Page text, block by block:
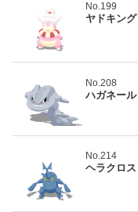
No.199
ヤドキング
No.208
ハガネール
No.214
ヘラクロス